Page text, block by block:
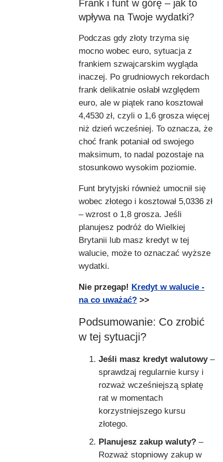
Frank i funt w górę – jak to
wpływa na Twoje wydatki?
Podczas gdy złoty trzyma się
mocno wobec euro, sytuacja z
frankiem szwajcarskim wygląda
inaczej. Po grudniowych rekordach
frank delikatnie osłabł względem
euro, ale w piątek rano kosztował
4,4530 zł, czyli o 1,6 grosza więcej
niż dzień wcześniej. To oznacza, że
choć frank potaniał od swojego
maksimum, to nadal pozostaje na
stosunkowo wysokim poziomie.
Funt brytyjski również umocnił się
wobec złotego i kosztował 5,0336 zł
– wzrost o 1,8 grosza. Jeśli
planujesz podróż do Wielkiej
Brytanii lub masz kredyt w tej
walucie, może to oznaczać wyższe
wydatki.
Nie przegap! Kredyt w walucie -
na co uważać? >>
Podsumowanie: Co zrobić
w tej sytuacji?
Jeśli masz kredyt walutowy–
sprawdzaj regularnie kursy i
rozważ wcześniejszą spłatę
rat w momentach
korzystniejszego kursu
złotego.
Planujesz zakup waluty? –
Rozważ stopniowy zakup w